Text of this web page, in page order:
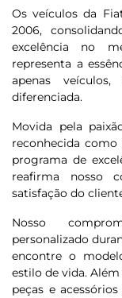
Os veículos da
2006,
excelência no
representa a
apenas
diferenciada.
Movida pela
reconhecida
programa de
reafirma nosso
satisfação do
Nosso
personalizado
encontre o
estilo de vida.
peças e